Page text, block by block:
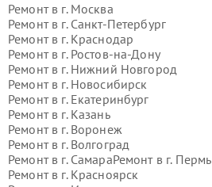
Ремонт в г. Москва
Ремонт в г. Санкт-Петербург
Ремонт в г. Краснодар
Ремонт в г. Ростов-на-Дону
Ремонт в г. Нижний Новгород
Ремонт в г. Новосибирск
Ремонт в г. Екатеринбург
Ремонт в г. Казань
Ремонт в г. Воронеж
Ремонт в г. Волгоград
Ремонт в г. СамараРемонт в г. Пермь
Ремонт в г. Красноярск